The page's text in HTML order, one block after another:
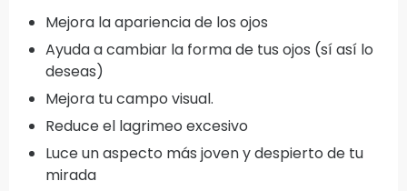
Mejora la apariencia de los ojos
Ayuda a cambiar la forma de tus ojos (sí así lo
deseas)
Mejora tu campo visual.
Reduce el lagrimeo excesivo
Luce un aspecto más joven y despierto de tu
mirada